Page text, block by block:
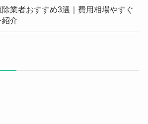
業者おすすめ3選｜費用相場やすぐ
介